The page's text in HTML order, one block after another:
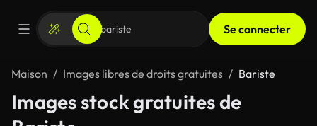
Se connecter
Maison Images libres de droits gratuites Bariste
Images stock gratuites de